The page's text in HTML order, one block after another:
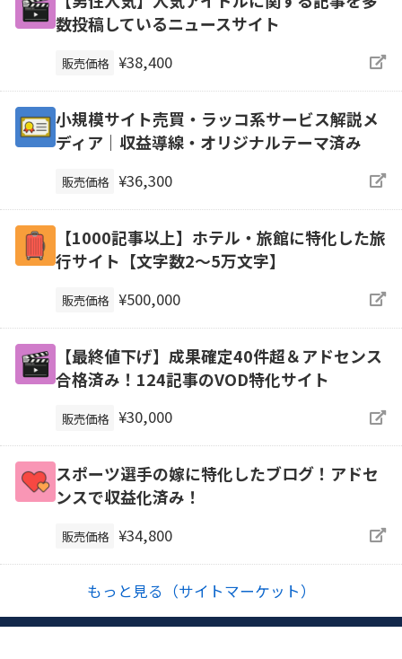
数投稿しているニュースサイト
販売価格 ¥38,400
小規模サイト売買・ラッコ系サービス解説メ
ディア｜収益導線・オリジナルテーマ済み
販売価格 ¥36,300
【1000記事以上】ホテル・旅館に特化した旅
行サイト【文字数2〜5万文字】
販売価格 ¥500,000
【最終値下げ】成果確定40件超＆アドセンス
合格済み！124記事のVOD特化サイト
販売価格 ¥30,000
スポーツ選手の嫁に特化したブログ！アドセ
ンスで収益化済み！
販売価格 ¥34,800
もっと見る（サイトマーケット）